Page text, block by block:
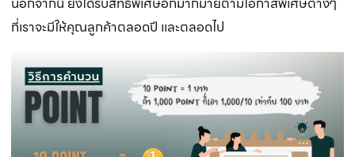
ที่เราจะมีให้คุณลูกค้าตลอดปี และตลอดไป